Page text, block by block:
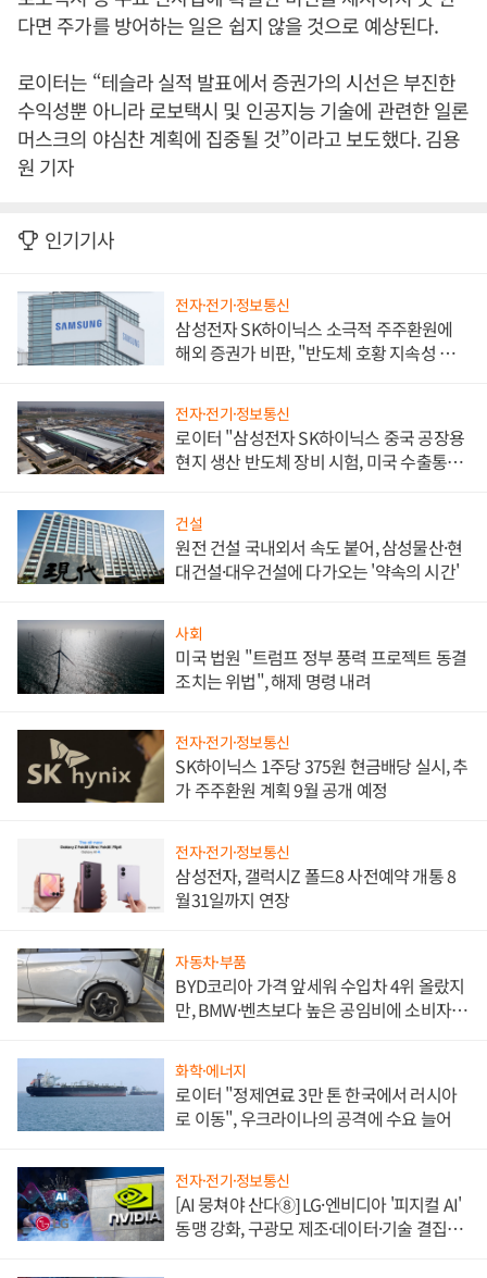
다면 주가를 방어하는 일은 쉽지 않을 것으로 예상된다.
로이터는 “테슬라 실적 발표에서 증권가의 시선은 부진한
수익성뿐 아니라 로보택시 및 인공지능 기술에 관련한 일론
머스크의 야심찬 계획에 집중될 것”이라고 보도했다. 김용
원 기자
인기기사
전자·전기·정보통신
삼성전자 SK하이닉스 소극적 주주환원에
해외 증권가 비판, "반도체 호황 지속성 의
전자·전기·정보통신
로이터 "삼성전자 SK하이닉스 중국 공장용
현지 생산 반도체 장비 시험, 미국 수출통제
건설
원전 건설 국내외서 속도 붙어, 삼성물산·현
대건설·대우건설에 다가오는 '약속의 시간'
사회
미국 법원 "트럼프 정부 풍력 프로젝트 동결
조치는 위법", 해제 명령 내려
전자·전기·정보통신
SK하이닉스 1주당 375원 현금배당 실시, 추
가 주주환원 계획 9월 공개 예정
전자·전기·정보통신
삼성전자, 갤럭시Z 폴드8 사전예약 개통 8
월31일까지 연장
자동차·부품
BYD코리아 가격 앞세워 수입차 4위 올랐지
만, BMW·벤츠보다 높은 공임비에 소비자
화학·에너지
로이터 "정제연료 3만 톤 한국에서 러시아
로 이동", 우크라이나의 공격에 수요 늘어
전자·전기·정보통신
[AI 뭉쳐야 산다⑧] LG·엔비디아 '피지컬 AI'
동맹 강화, 구광모 제조·데이터·기술 결집